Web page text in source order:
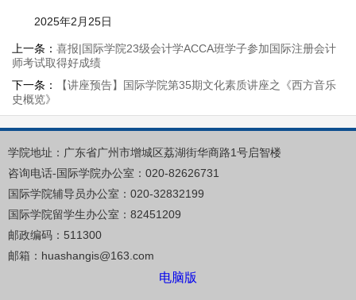
2025年2月25日
上一条： 喜报|国际学院23级会计学ACCA班学子参加国际注册会计
师考试取得好成绩
下一条：
【讲座预告】国际学院第35期文化素质讲座之《西方音乐
史概览》
学院地址：广东省广州市增城区荔湖街华商路1 号启智楼
咨询电话-国际学院办公室：020-82626731
国际学院辅导员办公室：020-32832199
国际学院留学生办公室：82451209
邮政编码： 511300
邮箱： huashangis@163.com
电脑版